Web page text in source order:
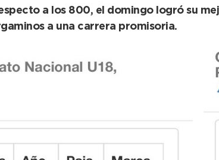
a los 800, el domingo logró su
a una carrera promisoria.